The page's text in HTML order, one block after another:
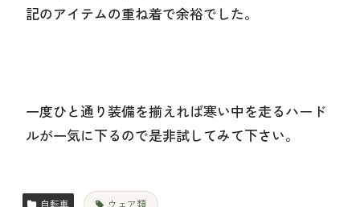
記のアイテムの重ね着で余裕でした。
一度ひと通り装備を揃えれば寒い中を走るハード
ルが一気に下るので是非試してみて下さい。
自転車 ウェア類